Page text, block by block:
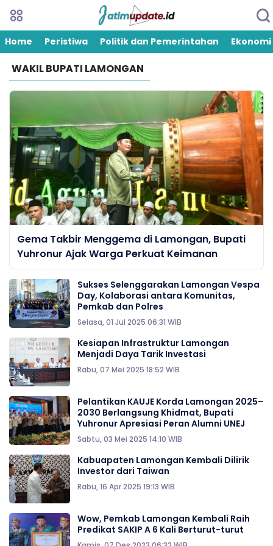
Home Peristiwa Politik dan Pemerintahan Ekonomi
WAKIL BUPATI LAMONGAN
Gema Takbir Menggema di Lamongan, Bupati
Yuhronur Ajak Warga Perkuat Keimanan
Sukses Selenggarakan Lamongan Vespa
Day, Kolaborasi antara Komunitas,
Pemkab dan Polres
Selasa, 01 Jul 2025 06:31 WIB
Kesiapan Infrastruktur Lamongan
Menjadi Daya Tarik Investasi
Rabu, 07 Mei 2025 18:52 WIB
Pelantikan KAUJE Korda Lamongan 2025–
2030 Berlangsung Khidmat, Bupati
Yuhronur Apresiasi Peran Alumni UNEJ
Sabtu, 03 Mei 2025 14:10 WIB
Kabuapaten Lamongan Kembali Dilirik
Investor dari Taiwan
Rabu, 16 Apr 2025 19:13 WIB
Wow, Pemkab Lamongan Kembali Raih
Predikat SAKIP A 6 Kali Berturut-turut